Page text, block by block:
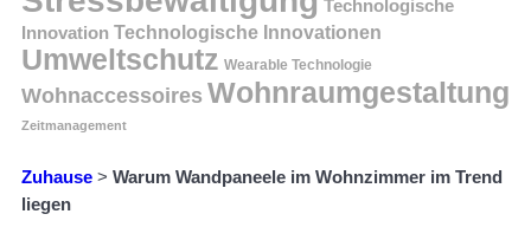
Technologische
Innovation Technologische Innovationen
Umweltschutz Wearable Technologie
Wohnaccessoires Wohnraumgestaltung
Zeitmanagement
Zuhause > Warum Wandpaneele im Wohnzimmer im Trend
liegen